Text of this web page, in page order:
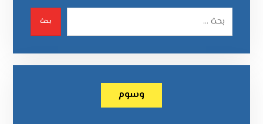
بحث
وسوم